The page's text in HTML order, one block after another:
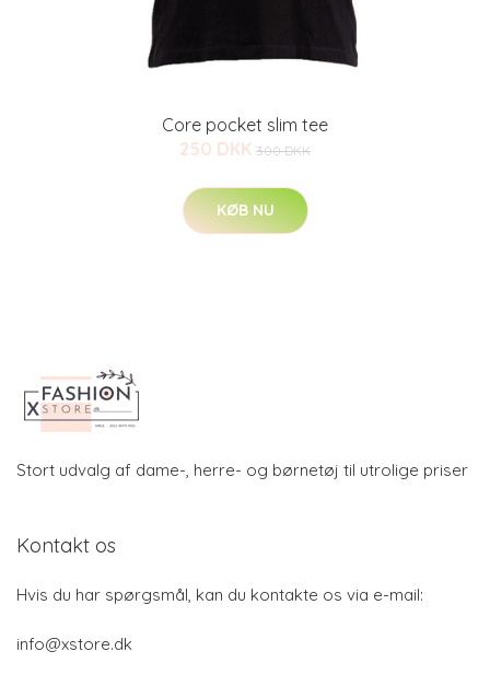
Core pocket slim tee
250 DKK 300 DKK
KØB NU
Stort udvalg af dame-, herre- og børnetøj til utrolige priser
Kontakt os
Hvis du har spørgsmål, kan du kontakte os via e-mail:
info@xstore.dk